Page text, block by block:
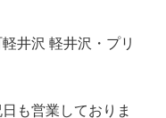
井沢 軽井沢・プリ
も営業しておりま